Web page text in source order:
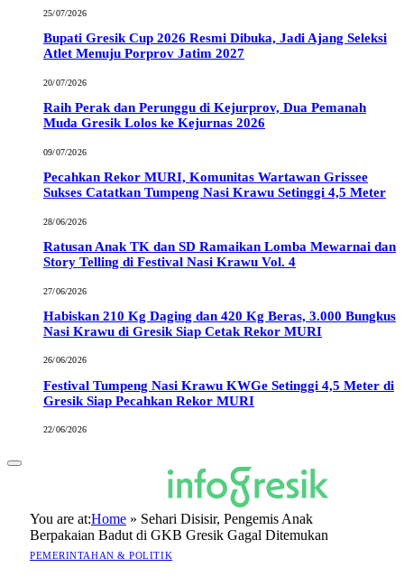
25/07/2026
Bupati Gresik Cup 2026 Resmi Dibuka, Jadi Ajang Seleksi
Atlet Menuju Porprov Jatim 2027
20/07/2026
Raih Perak dan Perunggu di Kejurprov, Dua Pemanah
Muda Gresik Lolos ke Kejurnas 2026
09/07/2026
Pecahkan Rekor MURI, Komunitas Wartawan Grissee
Sukses Catatkan Tumpeng Nasi Krawu Setinggi 4,5 Meter
28/06/2026
Ratusan Anak TK dan SD Ramaikan Lomba Mewarnai dan
Story Telling di Festival Nasi Krawu Vol. 4
27/06/2026
Habiskan 210 Kg Daging dan 420 Kg Beras, 3.000 Bungkus
Nasi Krawu di Gresik Siap Cetak Rekor MURI
26/06/2026
Festival Tumpeng Nasi Krawu KWGe Setinggi 4,5 Meter di
Gresik Siap Pecahkan Rekor MURI
22/06/2026
You are at:Home » Sehari Disisir, Pengemis Anak
Berpakaian Badut di GKB Gresik Gagal Ditemukan
PEMERINTAHAN & POLITIK